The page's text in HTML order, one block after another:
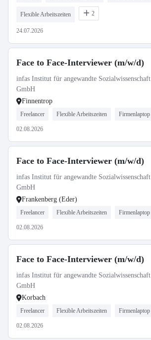
Flexible Arbeitszeiten 2
24.07.2026
Face to Face-Interviewer (m/w/d)
infas Institut für angewandte Sozialwissenschaft
GmbH
Finnentrop
Freelancer Flexible Arbeitszeiten Firmenlaptop
02.08.2026
Face to Face-Interviewer (m/w/d)
infas Institut für angewandte Sozialwissenschaft
GmbH
Frankenberg (Eder)
Freelancer Flexible Arbeitszeiten Firmenlaptop
02.08.2026
Face to Face-Interviewer (m/w/d)
infas Institut für angewandte Sozialwissenschaft
GmbH
Korbach
Freelancer Flexible Arbeitszeiten Firmenlaptop
02.08.2026